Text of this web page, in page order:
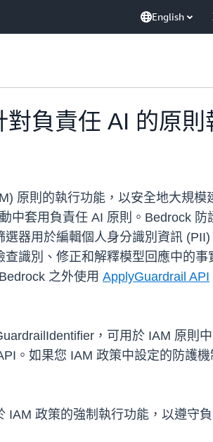
English
負責任 AI 的原則
原則的執行功能，以安全地大規
中套用負責任 AI 原則。Bedrock
器用於編輯個人身分識別資訊
識別、修正和解釋模型回應中的
之外使用 ApplyGuardrail API
，可用於 IAM 原則
。如果您 IAM 政策中設定的防護
政策的強制執行功能，以遵守